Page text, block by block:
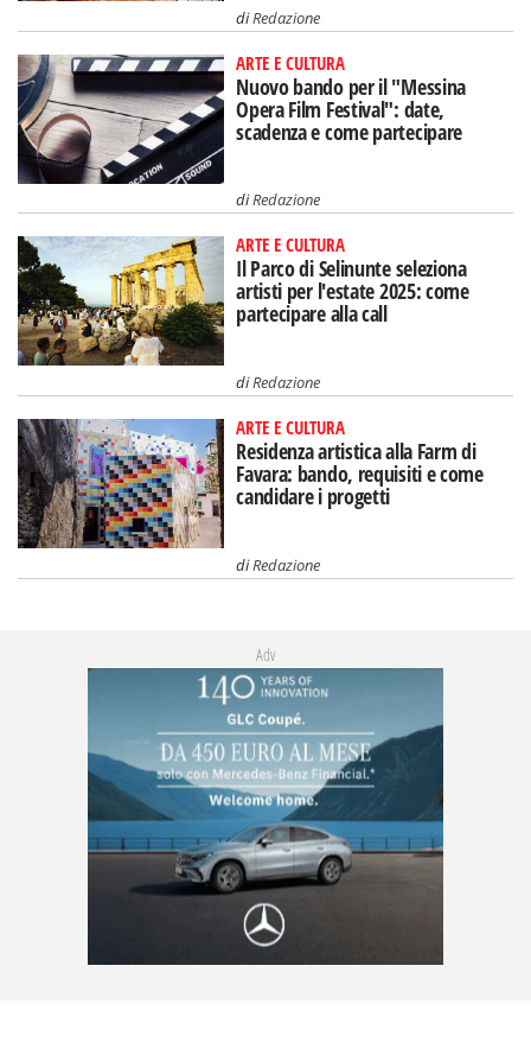
diRedazione
ARTE E CULTURA
Nuovo bando per il "Messina
Opera Film Festival": date,
scadenza e come partecipare
diRedazione
ARTE E CULTURA
Il Parco di Selinunte seleziona
artisti per l'estate 2025: come
partecipare alla call
diRedazione
ARTE E CULTURA
Residenza artistica alla Farm di
Favara: bando, requisiti e come
candidare i progetti
diRedazione
Adv